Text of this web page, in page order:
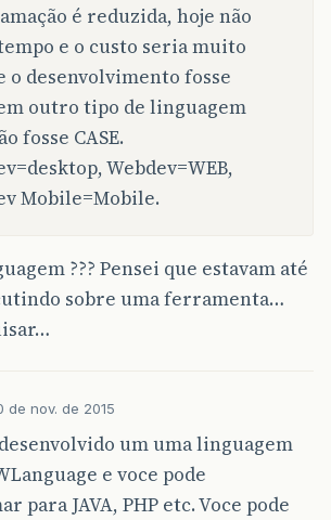
é reduzida, hoje não
e o custo seria muito
o desenvolvimento fosse
outro tipo de linguagem
fosse CASE.
Webdev=WEB,
Mobile=Mobile.
??? Pensei que estavam até
sobre uma ferramenta…
de nov. de 2015
um uma linguagem
e voce pode
para JAVA, PHP etc. Voce pode